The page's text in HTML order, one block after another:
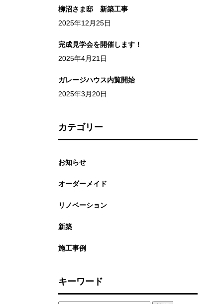
柳沼さま邸 新築工事
2025年12月25日
完成見学会を開催します！
2025年4月21日
ガレージハウス内覧開始
2025年3月20日
カテゴリー
お知らせ
オーダーメイド
リノベーション
新築
施工事例
キーワード